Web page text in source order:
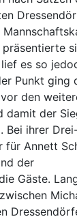
es so
Punkt ging
den
damit der
Bei ihrer
für Annett
der
Gäste.